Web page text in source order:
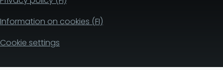
Information on cookies (FI)
Cookie settings